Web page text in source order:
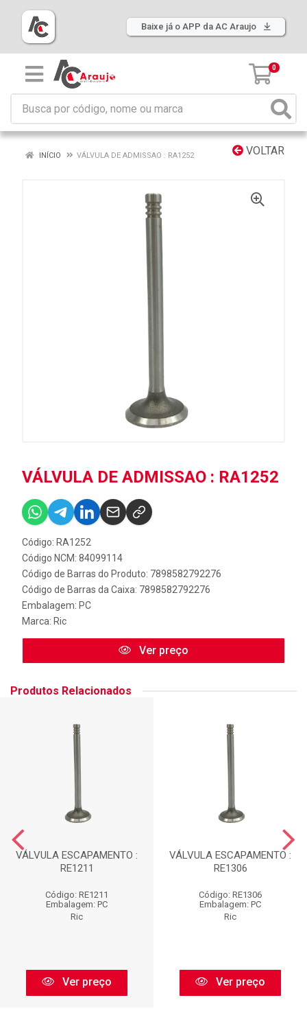
Baixe já o APP da AC Araujo
0
VOLTAR
INÍCIO VÁLVULA DE ADMISSAO : RA1252
VÁLVULA DE ADMISSAO : RA1252
Código: RA1252
Código NCM: 84099114
Código de Barras do Produto: 7898582792276
Código de Barras da Caixa: 7898582792276
Embalagem: PC
Marca: Ric
Ver preço
Produtos Relacionados
VÁLVULA ESCAPAMENTO :
RE1211
Código: RE1211
Embalagem: PC
Ric
Ver preço
VÁLVULA ESCAPAMENTO :
RE1306
Código: RE1306
Embalagem: PC
Ric
Ver preço